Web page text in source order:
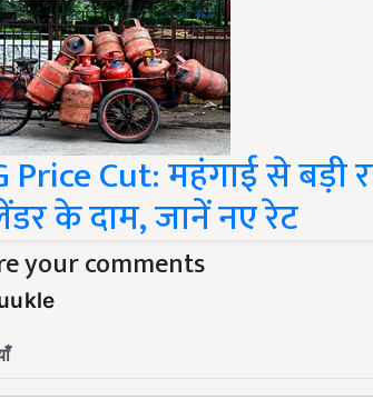
Price Cut: महंगाई से बड़ी
के दाम, जानें नए रेट
your comments